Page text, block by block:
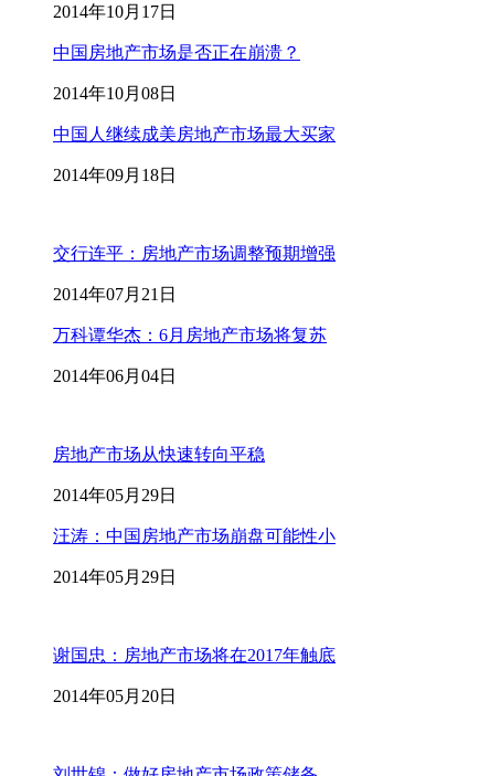
2014年10月17日
中国房地产市场是否正在崩溃？
2014年10月08日
中国人继续成美房地产市场最大买家
2014年09月18日
交行连平：房地产市场调整预期增强
2014年07月21日
万科谭华杰：6月房地产市场将复苏
2014年06月04日
房地产市场从快速转向平稳
2014年05月29日
汪涛：中国房地产市场崩盘可能性小
2014年05月29日
谢国忠：房地产市场将在2017年触底
2014年05月20日